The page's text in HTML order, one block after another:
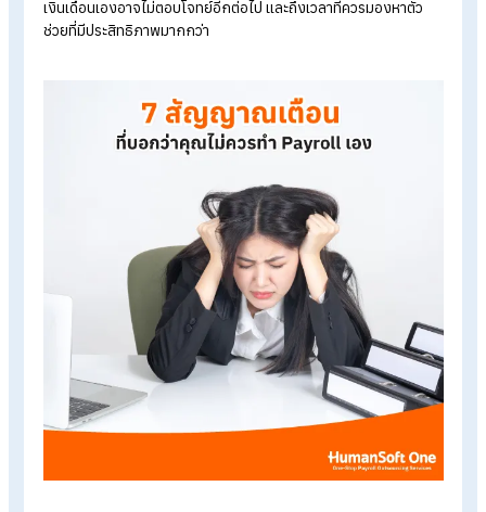
ควรทำ Payroll เอง
หากธุรกิจของคุณเริ่มมีสัญญาณเหล่านี้ นี่คือ “คำเตือน” ว่าการทำ
เงินเดือนเองอาจไม่ตอบโจทย์อีกต่อไป และถึงเวลาที่ควรมองหาตัว
ช่วยที่มีประสิทธิภาพมากกว่า